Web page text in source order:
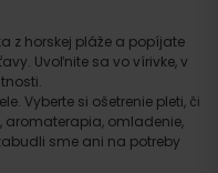
z horskej pláže a popíjate
Uvoľnite sa vo vírivke, v
Vyberte si ošetrenie pleti, či
aromaterapia, omladenie,
sme ani na potreby